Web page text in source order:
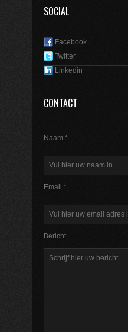
SOCIAL
Facebook
Twitter
Linkedin
CONTACT
Naam *
Email *
Bericht